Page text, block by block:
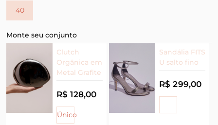
40
Monte seu conjunto
Clutch
Orgânica em
Metal Grafite
R$ 128,00
Único
Sandália FITS
U salto fino
R$ 299,00